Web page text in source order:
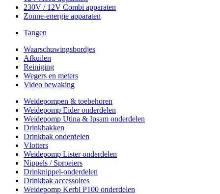
230V / 12V Combi apparaten
Zonne-energie apparaten
Tangen
Waarschuwingsbordjes
Afkuilen
Reiniging
Wegers en meters
Video bewaking
Weidepompen & toebehoren
Weidepomp Eider onderdelen
Weidepomp Utina & Ipsam onderdelen
Drinkbakken
Drinkbak onderdelen
Vlotters
Weidepomp Lister onderdelen
Nippels / Sproeiers
Drinknippel-onderdelen
Drinkbak accessoires
Weidepomp Kerbl P100 onderdelen